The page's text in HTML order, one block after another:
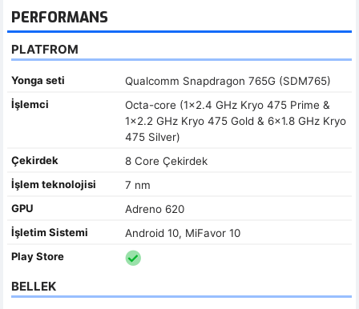
PERFORMANS
PLATFROM
Yonga seti
Qualcomm Snapdragon 765G (SDM765)
İşlemci
Octa-core (1x2.4 GHz Kryo 475 Prime &
1x2.2 GHz Kryo 475 Gold & 6x1.8 GHz Kryo
475 Silver)
Çekirdek
8 Core Çekirdek
İşlem teknolojisi
7 nm
GPU
Adreno 620
İşletim Sistemi
Android 10, MiFavor 10
Play Store
BELLEK